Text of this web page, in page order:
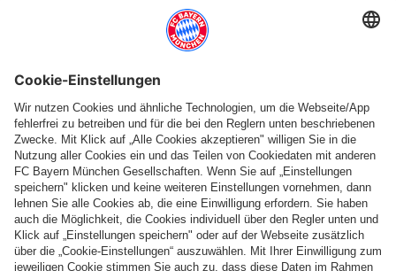
Zur Startseite